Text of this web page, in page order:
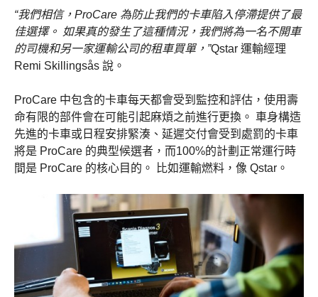
“我們相信，ProCare 為防止我們的卡車陷入停滯提供了最
佳選擇。 如果真的發生了這種情況，我們將為一名不開車
的司機和另一家運輸公司的租車買單，”Qstar 運輸經理
Remi Skillingsås 說。
ProCare 中包含的卡車每天都會受到監控和評估，使用壽
命有限的部件會在可能引起麻煩之前進行更換。 車身構造
先進的卡車或日程安排緊湊、延遲交付會受到處罰的卡車
將是 ProCare 的典型候選者，而100%的計劃正常運行時
間是 ProCare 的核心目的。 比如運輸燃料，像 Qstar。